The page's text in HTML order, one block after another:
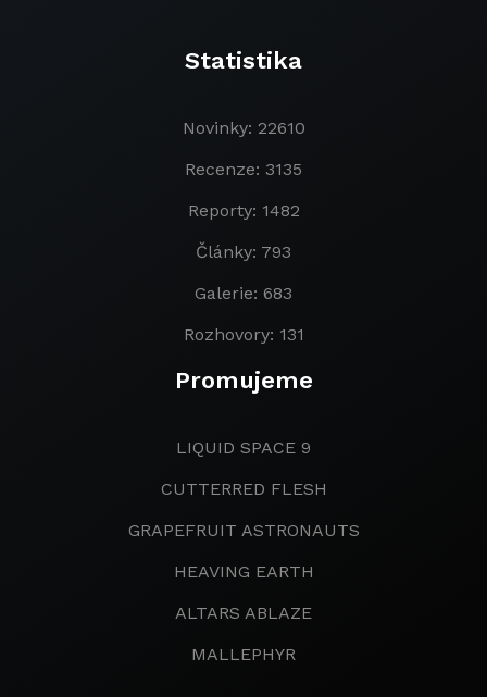
Statistika
Novinky: 22610
Recenze: 3135
Reporty: 1482
Články: 793
Galerie: 683
Rozhovory: 131
Promujeme
LIQUID SPACE 9
CUTTERRED FLESH
GRAPEFRUIT ASTRONAUTS
HEAVING EARTH
ALTARS ABLAZE
MALLEPHYR